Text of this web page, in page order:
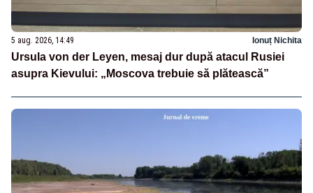
5 aug. 2026, 14:49 Ionuț Nichita
Ursula von der Leyen, mesaj dur după atacul Rusiei
asupra Kievului: „Moscova trebuie să plătească”